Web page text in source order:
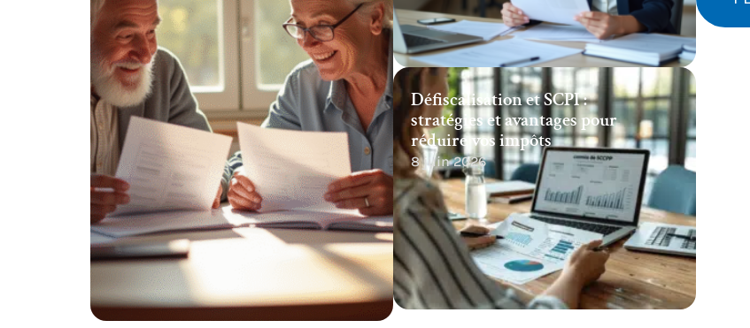
Défiscalisation et SCPI :
stratégies et avantages pour
réduire vos impôts
8 juin 2026